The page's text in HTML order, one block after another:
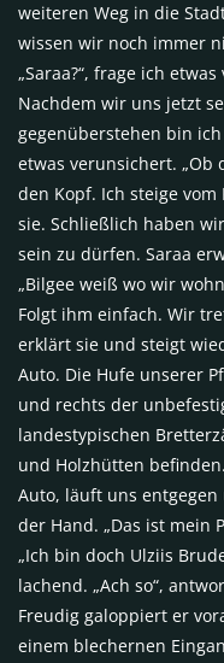
weiteren Weg in die
wissen wir noch immer
„Saraa?“, frage ich
Nachdem wir uns jetzt
gegenüberstehen bin
etwas verunsichert. „Ob
den Kopf. Ich steige
sie. Schließlich haben
sein zu dürfen. Saraa
„Bilgee weiß wo wir
Folgt ihm einfach. Wir
erklärt sie und steigt
Auto. Die Hufe unserer
und rechts der
landestypischen
und Holzhütten
Auto, läuft uns
der Hand. „Das ist mein
„Ich bin doch Ulziis
lachend. „Ach so“,
Freudig galoppiert er
einem blechernen